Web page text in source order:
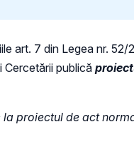
art. 7 din Legea nr.
Cercetării publică
proiectul de act